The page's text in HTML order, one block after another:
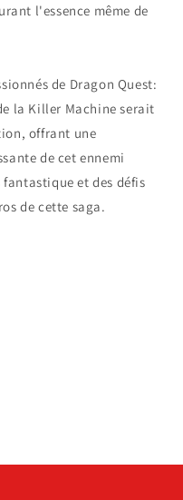
l'essence même de
de Dragon Quest:
la Killer Machine serait
offrant une
de cet ennemi
et des défis
de cette saga.